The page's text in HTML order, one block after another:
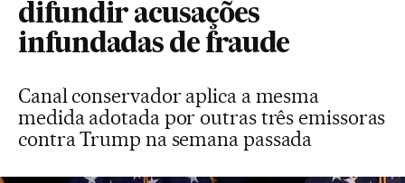
difundir acusações
infundadas de fraude
Canal conservador aplica a mesma
medida adotada por outras três emissoras
contra Trump na semana passada